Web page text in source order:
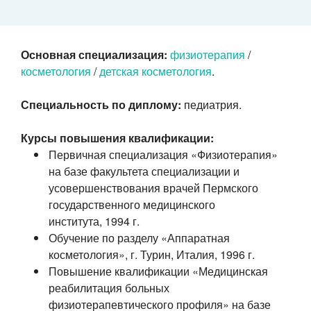
Основная специализация: физиотерапия /
косметология /детская косметология.
Специальность по диплому: педиатрия.
Курсы повышения квалификации:
Первичная специализация «Физиотерапия»
на базе факультета специализации и
усовершенствования врачей Пермского
государственного медицинского
института, 1994 г.
Обучение по разделу «Аппаратная
косметология», г. Турин, Италия, 1996 г.
Повышение квалификации «Медицинская
реабилитация больных
физиотерапевтического профиля» на базе